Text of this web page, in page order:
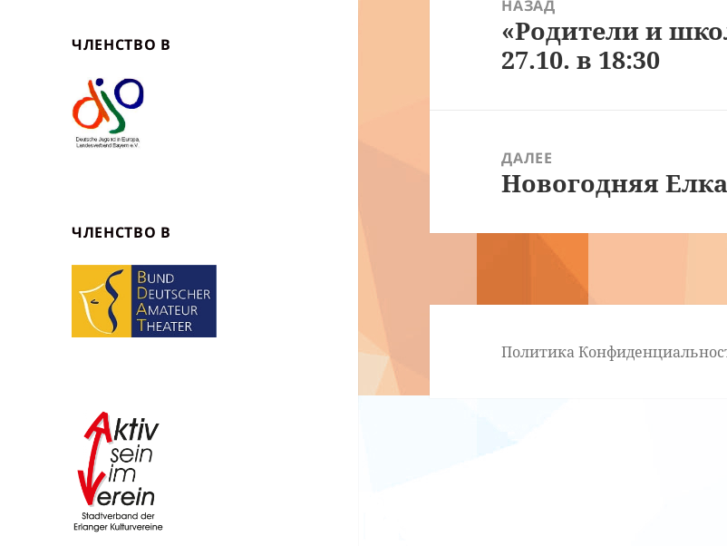
ЧЛЕНСТВО В
ЧЛЕНСТВО В
записям
НАЗАД
Предыдущая
запись:
«Родители и
27.10. в 18:30
ДАЛЕЕ
Следующая
Новогодняя
Политика